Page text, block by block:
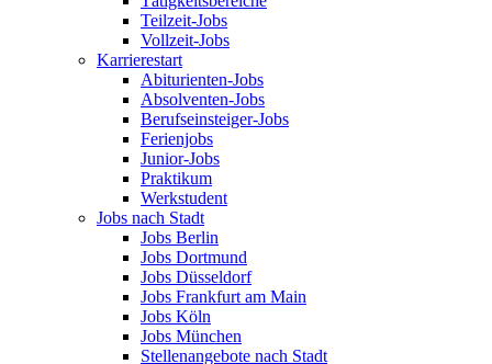
Teilzeit-Jobs
Vollzeit-Jobs
Karrierestart
Abiturienten-Jobs
Absolventen-Jobs
Berufseinsteiger-Jobs
Ferienjobs
Junior-Jobs
Praktikum
Werkstudent
Jobs nach Stadt
Jobs Berlin
Jobs Dortmund
Jobs Düsseldorf
Jobs Frankfurt am Main
Jobs Köln
Jobs München
Stellenangebote nach Stadt